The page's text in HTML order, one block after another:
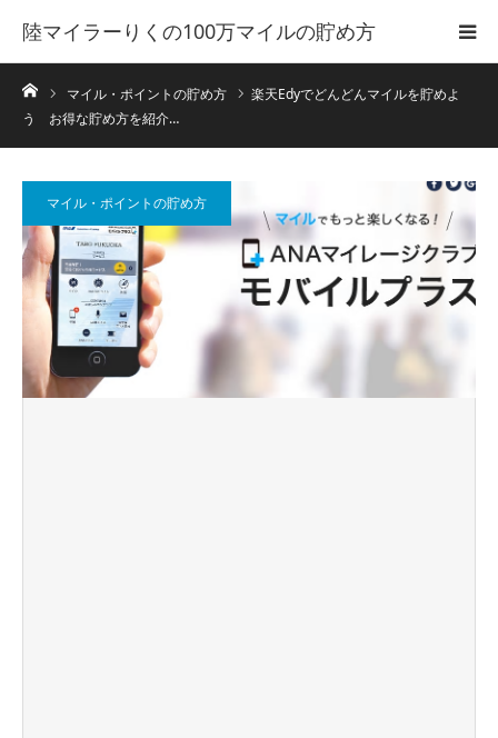
陸マイラーりくの100万マイルの貯め方
ホームマイル・ポイントの貯め方
楽天Edyでどんどんマイルを貯めよ
う お得な貯め方を紹介…
マイル・ポイントの貯め方